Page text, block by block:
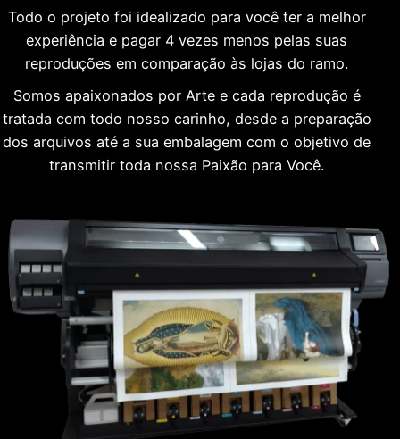
Todo o projeto foi idealizado para você ter a melhor
experiência e pagar 4 vezes menos pelas suas
reproduções em comparação às lojas do ramo.
Somos apaixonados por Arte e cada reprodução é
tratada com todo nosso carinho, desde a preparação
dos arquivos até a sua embalagem com o objetivo de
transmitir toda nossa Paixão para Você.